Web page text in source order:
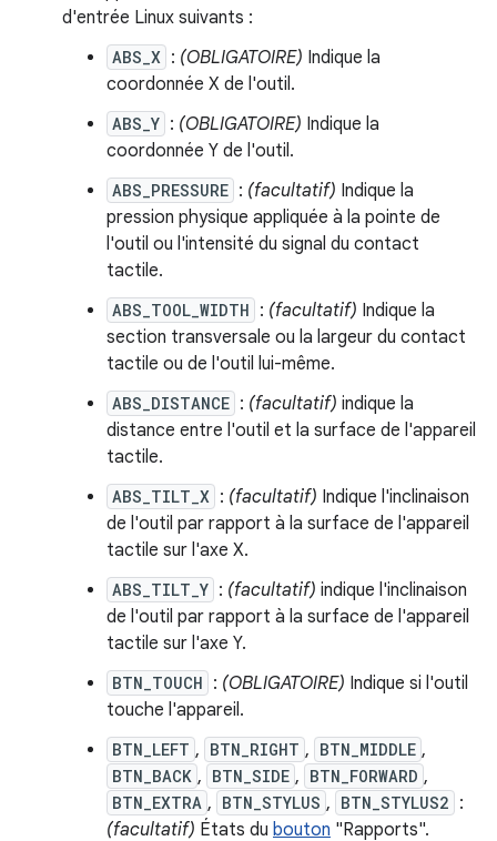
d'entrée Linux suivants :
ABS_X : (OBLIGATOIRE) Indique la
coordonnée X de l'outil.
ABS_Y : (OBLIGATOIRE) Indique la
coordonnée Y de l'outil.
ABS_PRESSURE : (facultatif) Indique la
pression physique appliquée à la pointe de
l'outil ou l'intensité du signal du contact
tactile.
ABS_TOOL_WIDTH : (facultatif) Indique la
section transversale ou la largeur du contact
tactile ou de l'outil lui-même.
ABS_DISTANCE : (facultatif) indique la
distance entre l'outil et la surface de l'appareil
tactile.
ABS_TILT_X : (facultatif) Indique l'inclinaison
de l'outil par rapport à la surface de l'appareil
tactile sur l'axe X.
ABS_TILT_Y : (facultatif) indique l'inclinaison
de l'outil par rapport à la surface de l'appareil
tactile sur l'axe Y.
BTN_TOUCH : (OBLIGATOIRE) Indique si l'outil
touche l'appareil.
BTN_LEFT , BTN_RIGHT , BTN_MIDDLE ,
BTN_BACK , BTN_SIDE , BTN_FORWARD ,
BTN_EXTRA , BTN_STYLUS , BTN_STYLUS2 :
(facultatif) États du bouton "Rapports".